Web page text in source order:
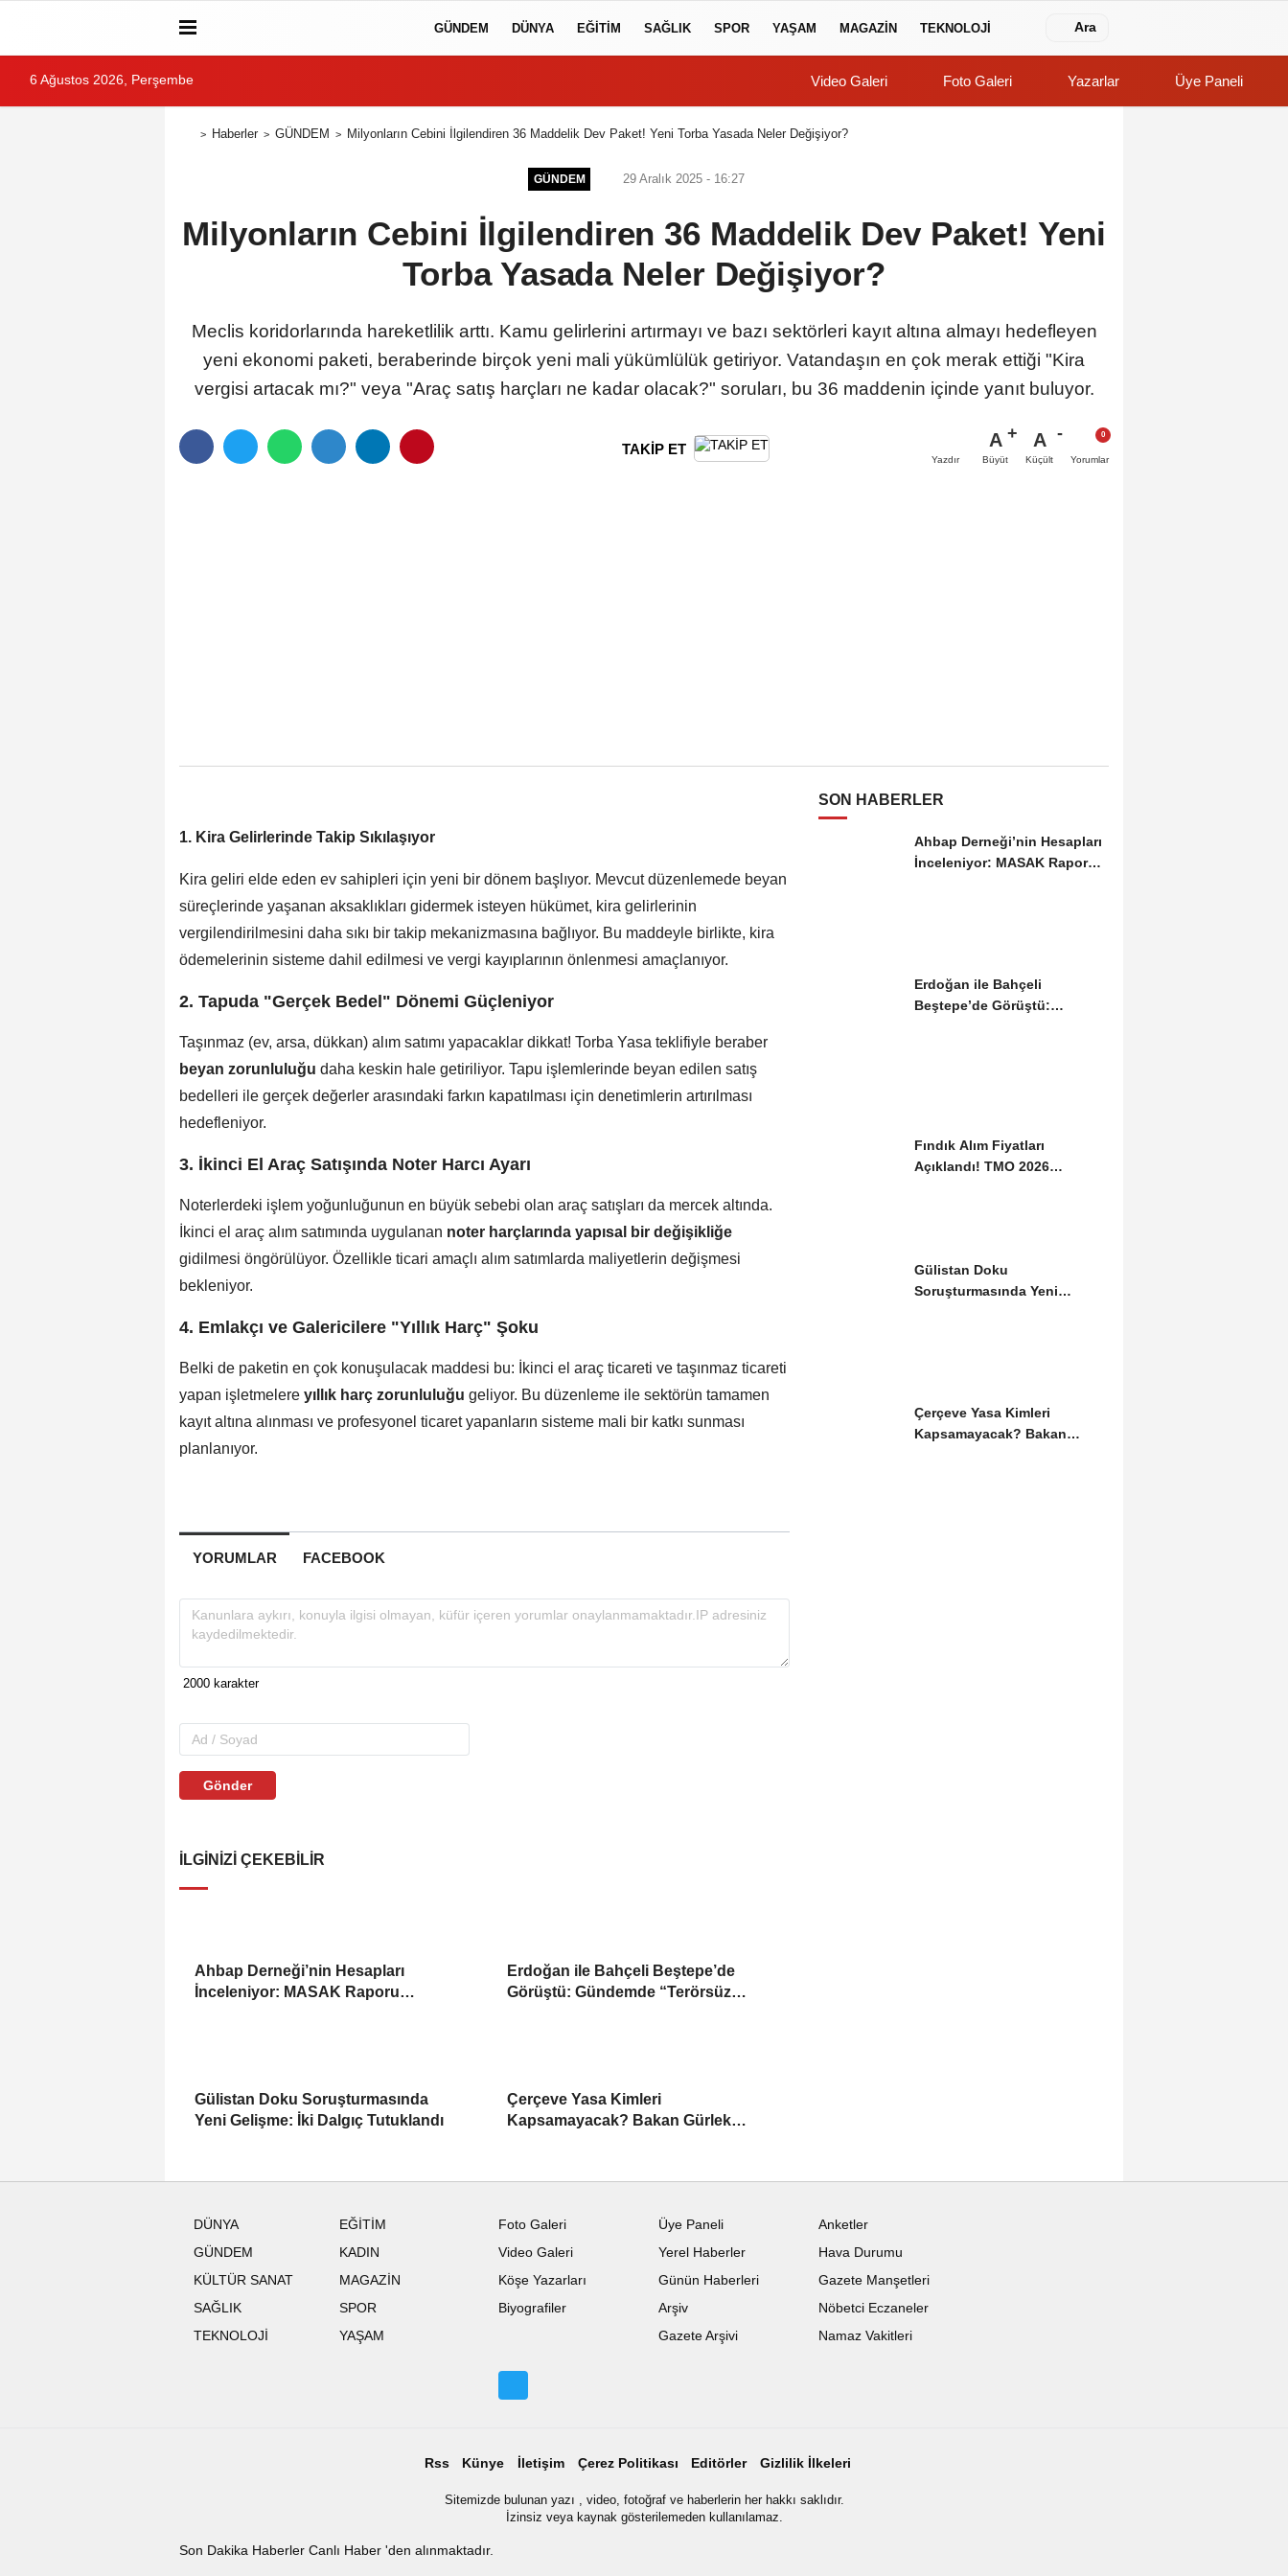
GÜNDEM DÜNYA EĞİTİM SAĞLIK SPOR YAŞAM MAGAZİN TEKNOLOJİ Ara
6 Ağustos 2026, Perşembe Video Galeri Foto Galeri Yazarlar Üye Paneli
Haberler GÜNDEM Milyonların Cebini İlgilendiren 36 Maddelik Dev Paket! Yeni Torba Yasada Neler Değişiyor?
GÜNDEM 29 Aralık 2025 - 16:27
Milyonların Cebini İlgilendiren 36 Maddelik Dev Paket! Yeni
Torba Yasada Neler Değişiyor?
Meclis koridorlarında hareketlilik arttı. Kamu gelirlerini artırmayı ve bazı sektörleri kayıt altına almayı hedefleyen
yeni ekonomi paketi, beraberinde birçok yeni mali yükümlülük getiriyor. Vatandaşın en çok merak ettiği "Kira
vergisi artacak mı?" veya "Araç satış harçları ne kadar olacak?" soruları, bu 36 maddenin içinde yanıt buluyor.
TAKİP ET
Yazdır
A
Büyüt
A
Küçült Yorumlar
1. Kira Gelirlerinde Takip Sıkılaşıyor
Kira geliri elde eden ev sahipleri için yeni bir dönem başlıyor. Mevcut düzenlemede beyan
süreçlerinde yaşanan aksaklıkları gidermek isteyen hükümet, kira gelirlerinin
vergilendirilmesini daha sıkı bir takip mekanizmasına bağlıyor. Bu maddeyle birlikte, kira
ödemelerinin sisteme dahil edilmesi ve vergi kayıplarının önlenmesi amaçlanıyor.
2. Tapuda "Gerçek Bedel" Dönemi Güçleniyor
Taşınmaz (ev, arsa, dükkan) alım satımı yapacaklar dikkat! Torba Yasa teklifiyle beraber
beyan zorunluluğu daha keskin hale getiriliyor. Tapu işlemlerinde beyan edilen satış
bedelleri ile gerçek değerler arasındaki farkın kapatılması için denetimlerin artırılması
hedefleniyor.
3. İkinci El Araç Satışında Noter Harcı Ayarı
Noterlerdeki işlem yoğunluğunun en büyük sebebi olan araç satışları da mercek altında.
İkinci el araç alım satımında uygulanan noter harçlarında yapısal bir değişikliğe
gidilmesi öngörülüyor. Özellikle ticari amaçlı alım satımlarda maliyetlerin değişmesi
bekleniyor.
4. Emlakçı ve Galericilere "Yıllık Harç" Şoku
Belki de paketin en çok konuşulacak maddesi bu: İkinci el araç ticareti ve taşınmaz ticareti
yapan işletmelere yıllık harç zorunluluğu geliyor. Bu düzenleme ile sektörün tamamen
kayıt altına alınması ve profesyonel ticaret yapanların sisteme mali bir katkı sunması
planlanıyor.
YORUMLAR FACEBOOK
Gönder
İLGINIZI ÇEKEBILIR
Ahbap Derneği’nin Hesapları
İnceleniyor: MASAK Raporu
Erdoğan ile Bahçeli Beştepe’de
Görüştü: Gündemde “Terörsüz
Gülistan Doku Soruşturmasında
Yeni Gelişme: İki Dalgıç Tutuklandı
Çerçeve Yasa Kimleri
Kapsamayacak? Bakan Gürlek
SON HABERLER
Ahbap Derneği’nin Hesapları
İnceleniyor: MASAK Raporu
Erdoğan ile Bahçeli
Beştepe’de Görüştü:
Fındık Alım Fiyatları
Açıklandı! TMO 2026
Gülistan Doku
Soruşturmasında Yeni
Çerçeve Yasa Kimleri
Kapsamayacak? Bakan
DÜNYA
EĞİTİM
GÜNDEM
KADIN
KÜLTÜR SANAT
MAGAZİN
SAĞLIK
SPOR
TEKNOLOJİ
YAŞAM
Foto Galeri
Video Galeri
Köşe Yazarları
Biyografiler
Üye Paneli
Yerel Haberler
Günün Haberleri
Arşiv
Gazete Arşivi
Anketler
Hava Durumu
Gazete Manşetleri
Nöbetci Eczaneler
Namaz Vakitleri
Rss Künye İletişim Çerez Politikası Editörler Gizlilik İlkeleri
Sitemizde bulunan yazı , video, fotoğraf ve haberlerin her hakkı saklıdır.
İzinsiz veya kaynak gösterilemeden kullanılamaz.
Son Dakika Haberler Canlı Haber 'den alınmaktadır.